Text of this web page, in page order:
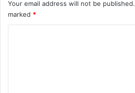
Your email address will not be published.
marked *